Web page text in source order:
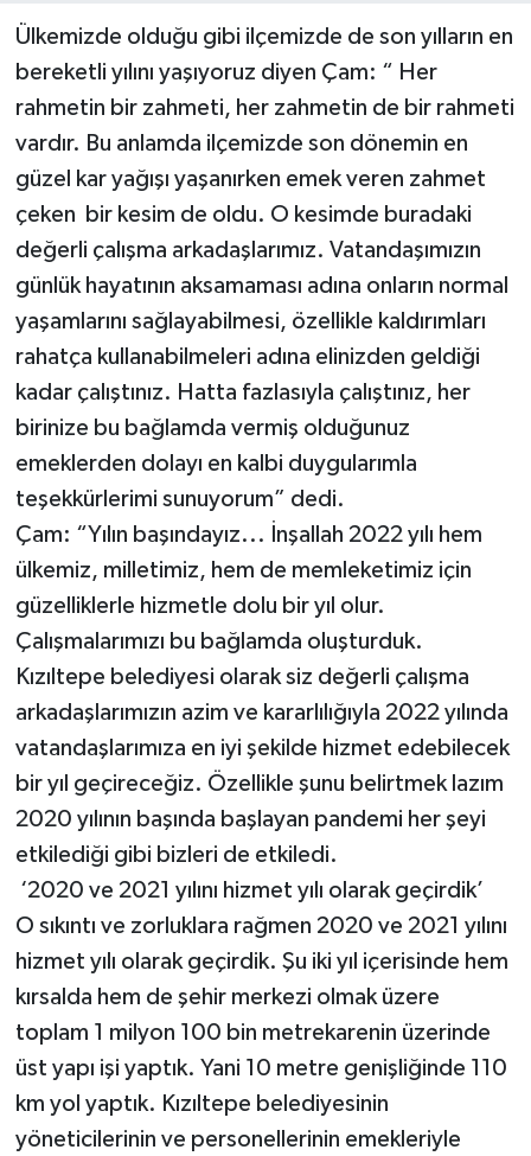
Ülkemizde olduğu gibi ilçemizde de son yılların en
bereketli yılını yaşıyoruz diyen Çam: “ Her
rahmetin bir zahmeti, her zahmetin de bir rahmeti
vardır. Bu anlamda ilçemizde son dönemin en
güzel kar yağışı yaşanırken emek veren zahmet
çeken bir kesim de oldu. O kesimde buradaki
değerli çalışma arkadaşlarımız. Vatandaşımızın
günlük hayatının aksamaması adına onların normal
yaşamlarını sağlayabilmesi, özellikle kaldırımları
rahatça kullanabilmeleri adına elinizden geldiği
kadar çalıştınız. Hatta fazlasıyla çalıştınız, her
birinize bu bağlamda vermiş olduğunuz
emeklerden dolayı en kalbi duygularımla
teşekkürlerimi sunuyorum” dedi.
Çam: “Yılın başındayız... İnşallah 2022 yılı hem
ülkemiz, milletimiz, hem de memleketimiz için
güzelliklerle hizmetle dolu bir yıl olur.
Çalışmalarımızı bu bağlamda oluşturduk.
Kızıltepe belediyesi olarak siz değerli çalışma
arkadaşlarımızın azim ve kararlılığıyla 2022 yılında
vatandaşlarımıza en iyi şekilde hizmet edebilecek
bir yıl geçireceğiz. Özellikle şunu belirtmek lazım
2020 yılının başında başlayan pandemi her şeyi
etkilediği gibi bizleri de etkiledi.
‘2020 ve 2021 yılını hizmet yılı olarak geçirdik’
O sıkıntı ve zorluklara rağmen 2020 ve 2021 yılını
hizmet yılı olarak geçirdik. Şu iki yıl içerisinde hem
kırsalda hem de şehir merkezi olmak üzere
toplam 1 milyon 100 bin metrekarenin üzerinde
üst yapı işi yaptık. Yani 10 metre genişliğinde 110
km yol yaptık. Kızıltepe belediyesinin
yöneticilerinin ve personellerinin emekleriyle